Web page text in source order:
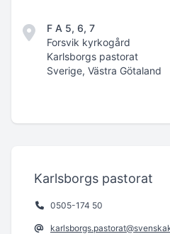
F A 5, 6, 7
Forsvik kyrkogård
Karlsborgs pastorat
Sverige, Västra Götaland
Karlsborgs pastorat
0505-174 50